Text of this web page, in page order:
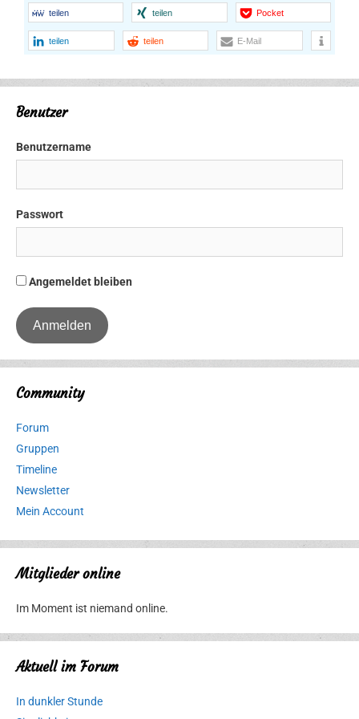
teilen teilen Pocket
teilen teilen E-Mail
Benutzer
Benutzername
Passwort
Angemeldet bleiben
Community
Forum
Gruppen
Timeline
Newsletter
Mein Account
Mitglieder online
Im Moment ist niemand online.
Aktuell im Forum
In dunkler Stunde